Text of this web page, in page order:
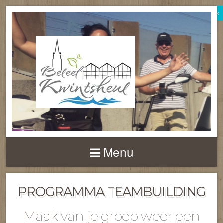
BELEEF
KWINTSHEUL
Menu
PROGRAMMA TEAMBUILDING
Maak van je groep weer een
×